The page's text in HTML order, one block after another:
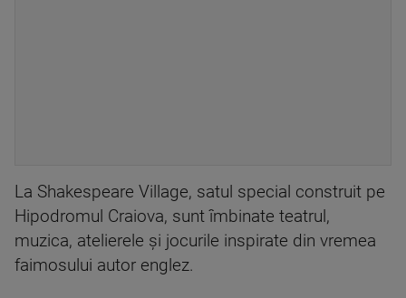
La Shakespeare Village, satul special construit pe
Hipodromul Craiova, sunt îmbinate teatrul,
muzica, atelierele și jocurile inspirate din vremea
faimosului autor englez.